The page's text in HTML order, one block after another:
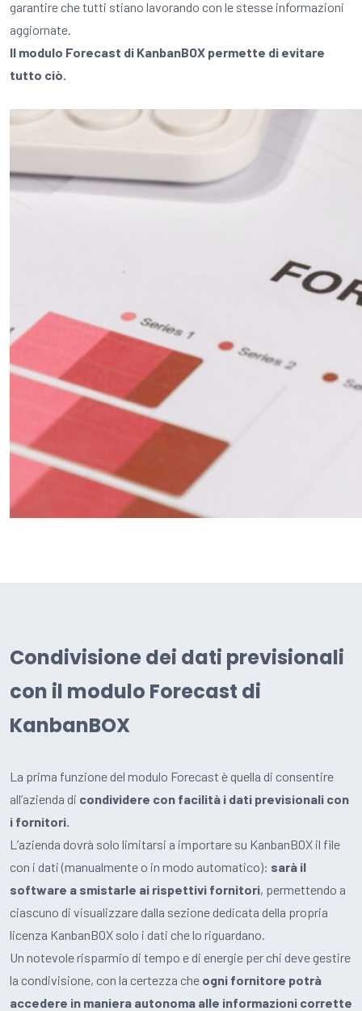
garantire che tutti stiano lavorando con le stesse informazioni
aggiornate.
Il modulo Forecast di KanbanBOX permette di evitare
tutto ciò.
Condivisione dei dati previsionali
con il modulo Forecast di
KanbanBOX
La prima funzione del modulo Forecast è quella di consentire
all’azienda di condividere con facilità i dati previsionali con
i fornitori.
L’azienda dovrà solo limitarsi a importare su KanbanBOX il file
con i dati (manualmente o in modo automatico): sarà il
software a smistarle ai rispettivi fornitori, permettendo a
ciascuno di visualizzare dalla sezione dedicata della propria
licenza KanbanBOX solo i dati che lo riguardano.
Un notevole risparmio di tempo e di energie per chi deve gestire
la condivisione, con la certezza che ogni fornitore potrà
accedere in maniera autonoma alle informazioni corrette